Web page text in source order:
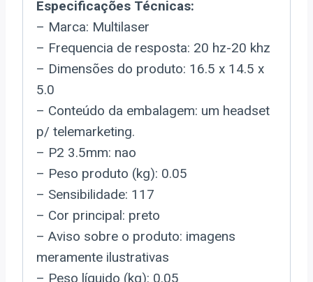
Especificações Técnicas:
– Marca: Multilaser
– Frequencia de resposta: 20 hz-20 khz
– Dimensões do produto: 16.5 x 14.5 x
5.0
– Conteúdo da embalagem: um headset
p/ telemarketing.
– P2 3.5mm: nao
– Peso produto (kg): 0.05
– Sensibilidade: 117
– Cor principal: preto
– Aviso sobre o produto: imagens
meramente ilustrativas
– Peso líquido (kg): 0.05